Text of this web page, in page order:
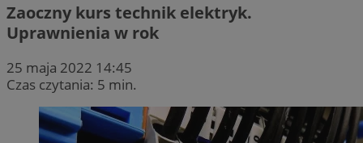
Zaoczny kurs technik elektryk.
Uprawnienia w rok
25 maja 2022 14:45
Czas czytania: 5 min.